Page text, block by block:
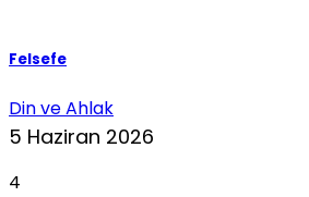
Felsefe
Din ve Ahlak
5 Haziran 2026
4